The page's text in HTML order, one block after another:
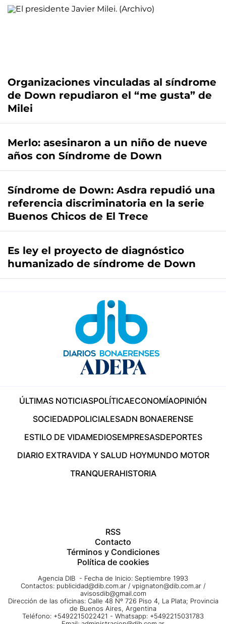
Organizaciones vinculadas al síndrome
de Down repudiaron el “me gusta” de
Milei
Merlo: asesinaron a un niño de nueve
años con Síndrome de Down
Síndrome de Down: Asdra repudió una
referencia discriminatoria en la serie
Buenos Chicos de El Trece
Es ley el proyecto de diagnóstico
humanizado de síndrome de Down
ÚLTIMAS NOTICIASPOLÍTICAECONOMÍAOPINIÓN
SOCIEDADPOLICIALESADN BONAERENSE
ESTILO DE VIDAMEDIOSEMPRESASDEPORTES
DIARIO EXTRAVIDA Y SALUD HOYMUNDO MOTOR
TRANQUERAHISTORIA
RSS
Contacto
Términos y Condiciones
Política de cookies
Agencia DIB - Fecha de Inicio: Septiembre 1993
Contactos: publicidad@dib.com.ar / vpignaton@dib.com.ar /
avisosdib@gmail.com
Dirección de las oficinas: Calle 48 Nº 726 Piso 4, La Plata; Provincia
de Buenos Aires, Argentina
Teléfono: +5492215022421 - Whatsapp: +5492215031783